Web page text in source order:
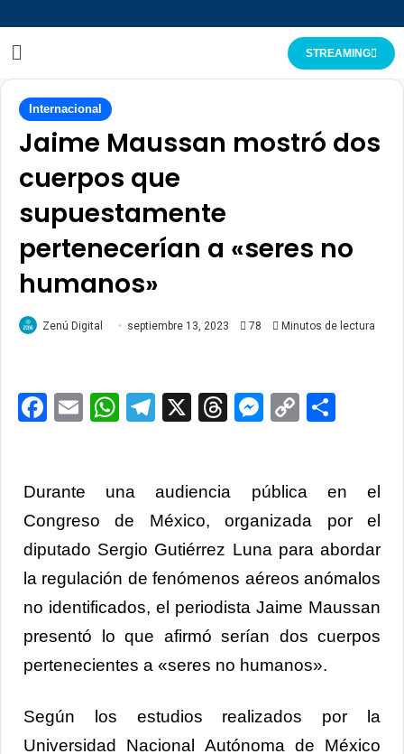
STREAMING
Internacional
Jaime Maussan mostró dos
cuerpos que
supuestamente
pertenecerían a «seres no
humanos»
Zenú Digital septiembre 13, 2023 78 Minutos de lectura
Facebook
EmailWhatsApp
Telegram
X ThreadsCopy
Durante una audiencia pública en el
Congreso de México, organizada por el
diputado Sergio Gutiérrez Luna para abordar
la regulación de fenómenos aéreos anómalos
no identificados, el periodista Jaime Maussan
presentó lo que afirmó serían dos cuerpos
pertenecientes a «seres no humanos».
Según los estudios realizados por la
Universidad Nacional Autónoma de México